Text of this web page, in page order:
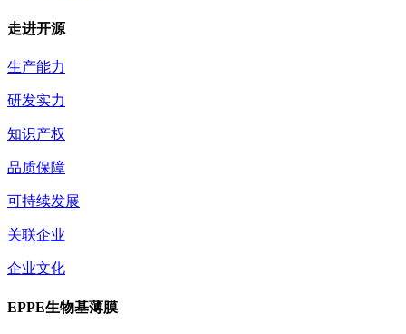
走进开源
生产能力
研发实力
知识产权
品质保障
可持续发展
关联企业
企业文化
EPPE生物基薄膜